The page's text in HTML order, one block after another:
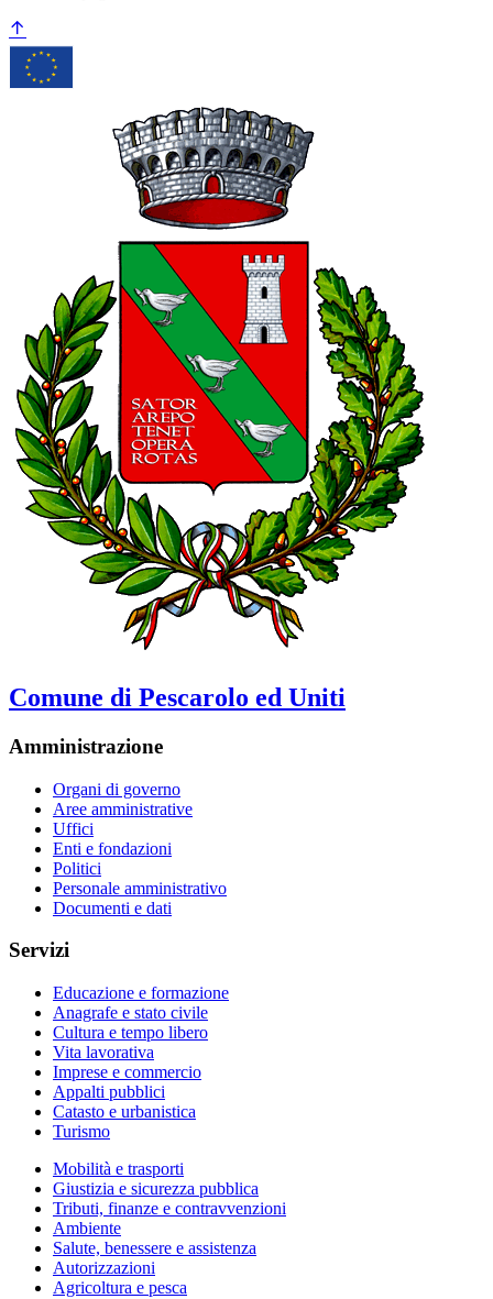
Comune di Pescarolo ed Uniti
Amministrazione
Organi di governo
Aree amministrative
Uffici
Enti e fondazioni
Politici
Personale amministrativo
Documenti e dati
Servizi
Educazione e formazione
Anagrafe e stato civile
Cultura e tempo libero
Vita lavorativa
Imprese e commercio
Appalti pubblici
Catasto e urbanistica
Turismo
Mobilità e trasporti
Giustizia e sicurezza pubblica
Tributi, finanze e contravvenzioni
Ambiente
Salute, benessere e assistenza
Autorizzazioni
Agricoltura e pesca